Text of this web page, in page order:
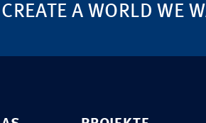
A WORLD WE